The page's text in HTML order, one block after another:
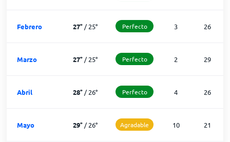
Febrero 27° /25° Perfecto 3 26
Marzo 27° /25° Perfecto 2 29
Abril 28° /26° Perfecto 4 26
Mayo 29° /26° Agradable 10 21